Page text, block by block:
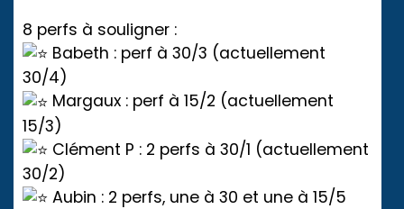
8 perfs à souligner :
Babeth : perf à 30/3 (actuellement
30/4)
Margaux : perf à 15/2 (actuellement
15/3)
Clément P : 2 perfs à 30/1 (actuellement
30/2)
Aubin : 2 perfs, une à 30 et une à 15/5